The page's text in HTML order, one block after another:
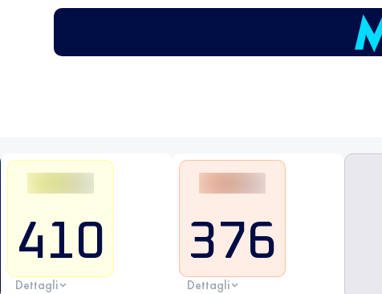
410
Dettagli
376
Dettagli